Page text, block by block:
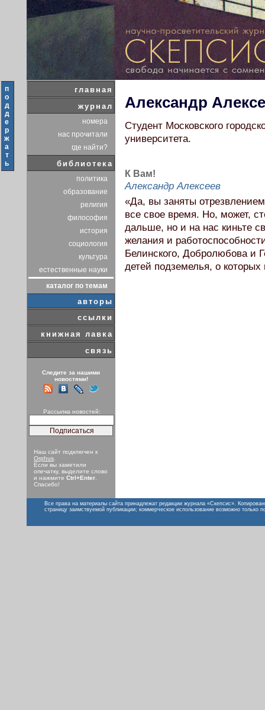
п
о
д
д
е
р
ж
а
т
ь
главная
журнал
номера
нас прочитали
где найти?
библиотека
политика
образование
религия
философия
история
социология
культура
естественные науки
каталог по темам
авторы
ссылки
книжная лавка
связь
Следите за нашими
новостями!
Рассылка новостей:
Наш сайт подключен к
Orphus
Если вы заметили
опечатку, выделите слово
и нажмите Ctrl+Enter
Спасибо!
Александр
Студент Московского
университета.
К Вам!
Александр Алексеев
«Да, вы заняты
все свое время. Но, может,
дальше, но и на нас киньте
желания и
Белинского, Добролюбова и
детей подземелья, о которых
Все права на материалы сайта принадлежат редакции журнала «Скепсис».
страницу заимствуемой публикации; коммерческое использование возможно только